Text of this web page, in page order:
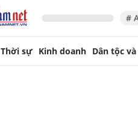
#
Thời sự Kinh doanh Dân tộc